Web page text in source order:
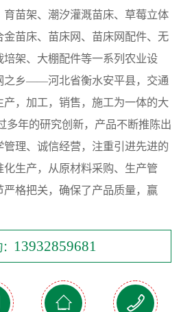
苗架、潮汐灌溉苗床、草莓立体
苗床、苗床网、苗床网配件、无
架、大棚配件等一系列农业设
之乡——河北省衡水安平县，交通
，加工，销售，施工为一体的大
多年的研究创新，产品不断推陈出
理、诚信经营，注重引进先进的
生产，从原材料采购、生产管
格把关，确保了产品质量，赢
13932859681
 